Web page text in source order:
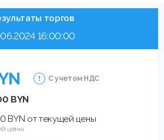
торгов
16:00:00
С учетом НДС
BYN
BYN от текущей цены
цены